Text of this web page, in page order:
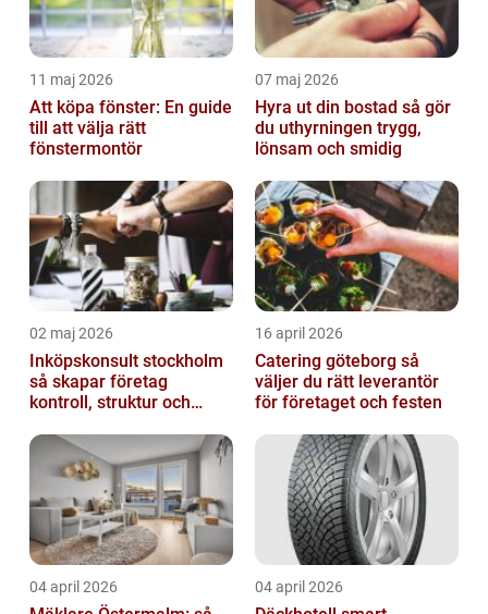
11 maj 2026
Att köpa fönster: En guide
till att välja rätt
fönstermontör
07 maj 2026
Hyra ut din bostad så gör
du uthyrningen trygg,
lönsam och smidig
02 maj 2026
Inköpskonsult stockholm
så skapar företag
kontroll, struktur och
16 april 2026
Catering göteborg så
väljer du rätt leverantör
för företaget och festen
04 april 2026 04 april 2026